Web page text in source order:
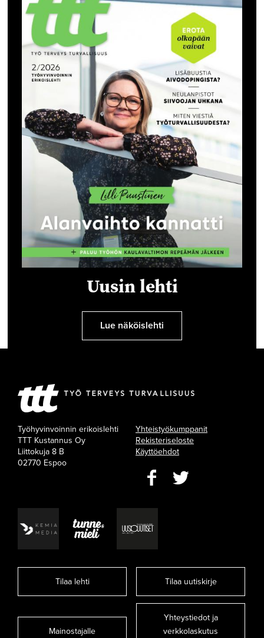
Uusin lehti
Lue näköislehti
Työhyvinvoinnin erikoislehti
TTT Kustannus Oy
Liittokuja 8 B
02770 Espoo
Yhteistyökumppanit
Rekisteriseloste
Käyttöehdot
Tilaa lehti Tilaa uutiskirje
Mainostajalle
Yhteystiedot ja
verkkolaskutus